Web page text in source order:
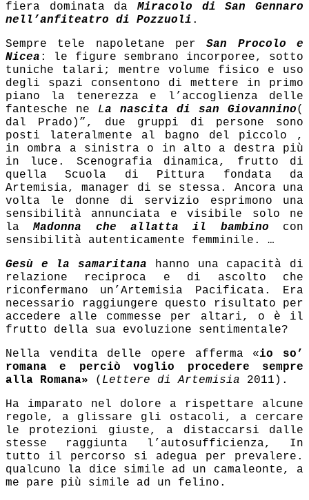
fiera dominata da Miracolo di San Gennaro
nell’anfiteatro di Pozzuoli .
Sempre tele napoletane perSan Procolo e
Nicea : le figure sembrano incorporee, sotto
tuniche talari; mentre volume fisico e uso
degli spazi consentono di mettere in primo
piano la tenerezza e l’accoglienza delle
fantesche ne La nascita di san Giovannino(
dal Prado)”, due gruppi di persone sono
posti lateralmente al bagno del piccolo ,
in ombra a sinistra o in alto a destra più
in luce. Scenografia dinamica, frutto di
quella Scuola di Pittura fondata da
Artemisia, manager di se stessa. Ancora una
volta le donne di servizio esprimono una
sensibilità annunciata e visibile solo ne
laMadonna che allatta il bambino con
sensibilità autenticamente femminile. …
Gesù e la samaritana hanno una capacità di
relazione reciproca e di ascolto che
riconfermano un’Artemisia Pacificata. Era
necessario raggiungere questo risultato per
accedere alle commesse per altari, o è il
frutto della sua evoluzione sentimentale?
Nella vendita delle opere afferma «io so’
romana e perciò voglio procedere
sempre
alla Romana» ( Lettere di Artemisia 2011).
Ha imparato nel dolore a rispettare alcune
regole, a glissare gli ostacoli, a cercare
le protezioni giuste, a distaccarsi dalle
stesse raggiunta l’autosufficienza, In
tutto il percorso si adegua per prevalere.
qualcuno la dice simile ad un camaleonte, a
me pare più simile ad un felino.